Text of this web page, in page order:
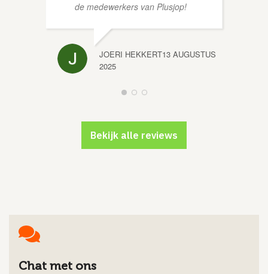
de medewerkers van Plusjop!
JOERI HEKKERT13 AUGUSTUS
2025
Bekijk alle reviews
Chat met ons